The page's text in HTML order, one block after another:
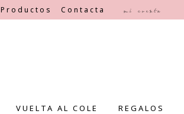
Productos Contacta Mi cuenta
VUELTA AL COLE REGALOS